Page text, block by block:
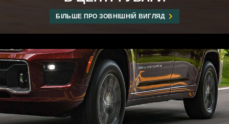
БІЛЬШЕ ПРО ЗОВНІШНІЙ ВИГЛЯД